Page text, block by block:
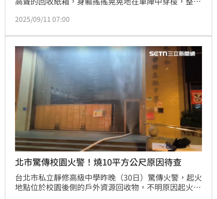
段影片被分享到網路後，立刻引發熱議。網友們一方面
的駕駛行為不僅威脅自身安全，也可能釀成嚴重交通事
故。
2025/09/11 07:00
北市驚傳校園火警！燒10平方公尺原因待查
台北市私立靜修高級中學昨晚（30日）驚傳火警，起火
地點位於校園後側的戶外資源回收物，不明原因起火，